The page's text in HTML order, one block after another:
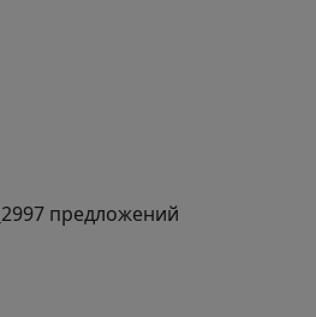
2997 предложений